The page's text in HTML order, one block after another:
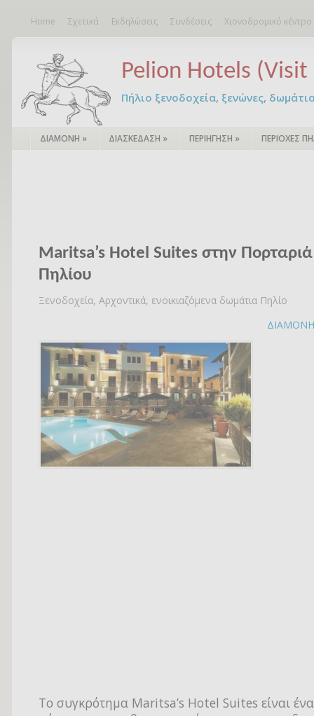
Home Σχετικά Εκδηλώσεις Συνδέσεις Χιονοδρομικό
Pelion Hotels (Visit
Πήλιο ξενοδοχεία, ξενώνες,
ΔΙΑΜΟΝΗ » ΔΙΑΣΚΕΔΑΣΗ » ΠΕΡΙΗΓΗΣΗ » ΠΕΡΙΟΧΕΣ
Maritsa’s Hotel Suites στην
Πηλίου
Ξενοδοχεία, Αρχοντικά, ενοικιαζόμενα δωμάτια Πηλίο
ΔΙΑΜΟΝΗ
Tο συγκρότημα Maritsa’s Hotel Suites είναι